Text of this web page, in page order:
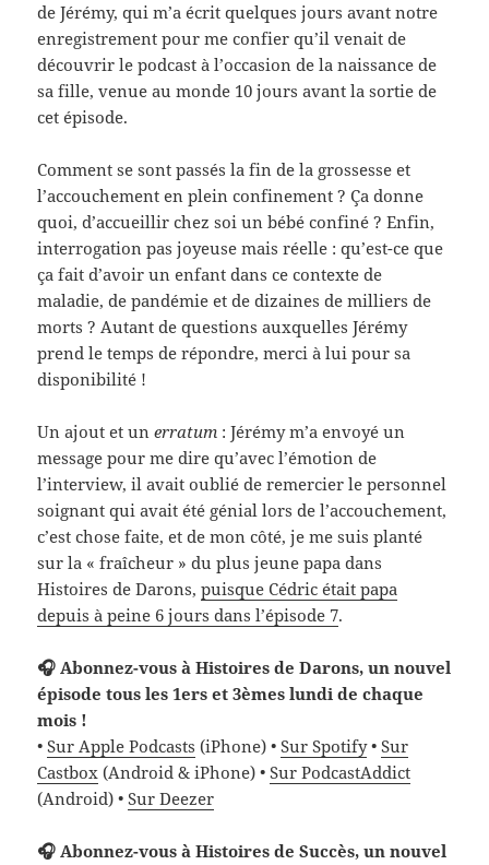
de Jérémy, qui m’a écrit quelques jours avant notre
enregistrement pour me confier qu’il venait de
découvrir le podcast à l’occasion de la naissance de
sa fille, venue au monde 10 jours avant la sortie de
cet épisode.
Comment se sont passés la fin de la grossesse et
l’accouchement en plein confinement ? Ça donne
quoi, d’accueillir chez soi un bébé confiné ? Enfin,
interrogation pas joyeuse mais réelle : qu’est-ce que
ça fait d’avoir un enfant dans ce contexte de
maladie, de pandémie et de dizaines de milliers de
morts ? Autant de questions auxquelles Jérémy
prend le temps de répondre, merci à lui pour sa
disponibilité !
Un ajout et unerratum : Jérémy m’a envoyé un
message pour me dire qu’avec l’émotion de
l’interview, il avait oublié de remercier le personnel
soignant qui avait été génial lors de l’accouchement,
c’est chose faite, et de mon côté, je me suis planté
sur la « fraîcheur » du plus jeune papa dans
Histoires de Darons,puisque Cédric était papa
depuis à peine 6 jours dans l’épisode 7.
🎧 Abonnez-vous à Histoires de Darons, un nouvel
épisode tous les 1ers et 3èmes lundi de chaque
mois !
•Sur Apple Podcasts (iPhone) •Sur Spotify•Sur
Castbox (Android & iPhone) •Sur PodcastAddict
(Android) •Sur Deezer
🎧 Abonnez-vous à Histoires de Succès, un nouvel